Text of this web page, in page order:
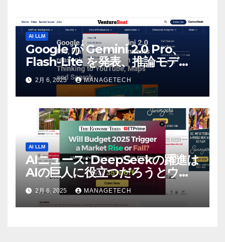
AI LLM
Google が Gemini 2.0 Pro、
Flash-Lite を発表、推論モデル
Flash Thinking を YouTube、
マップ、検索に接続 |
VentureBeat
2月 6, 2025 MANAGETECH
AI LLM
AIニュース: DeepSeekの躍進は
AIの巨人に役立つだろうとウォ
ール街のアナリストが語る –
The Economic Times
2月 6, 2025 MANAGETECH